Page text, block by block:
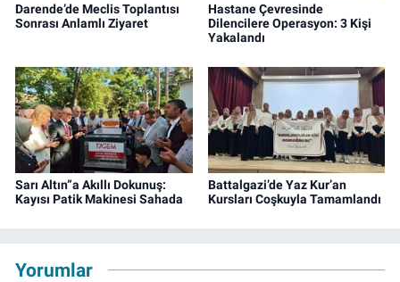
Darende’de Meclis Toplantısı
Sonrası Anlamlı Ziyaret
Hastane Çevresinde
Dilencilere Operasyon: 3 Kişi
Yakalandı
Sarı Altın”a Akıllı Dokunuş:
Kayısı Patik Makinesi Sahada
Battalgazi’de Yaz Kur’an
Kursları Coşkuyla Tamamlandı
Yorumlar